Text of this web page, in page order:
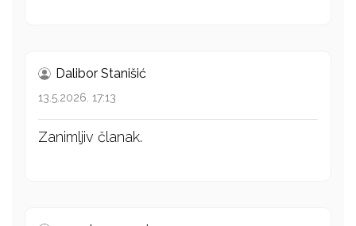
Dalibor Stanišić
13.5.2026. 17:13
Zanimljiv članak.